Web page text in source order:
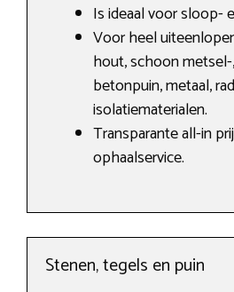
Is ideaal voor sloop-
Voor heel
hout, schoon
betonpuin, metaal,
isolatiematerialen.
Transparante all-in
ophaalservice.
Stenen, tegels en puin